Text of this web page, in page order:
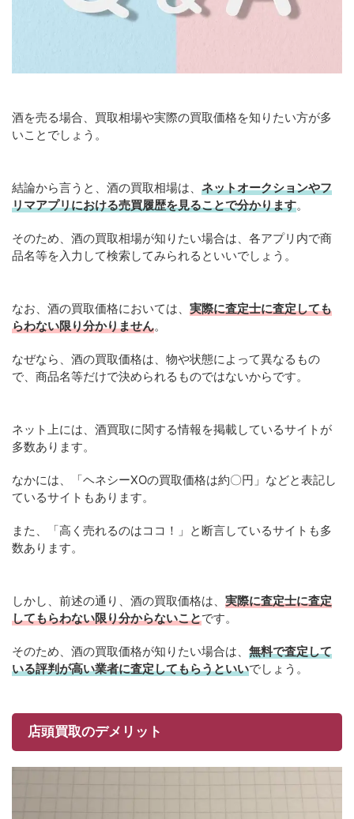
酒を売る場合、買取相場や実際の買取価格を知りたい方が多
いことでしょう。
結論から言うと、酒の買取相場は、 ネットオークションやフ
リマアプリにおける売買履歴を見ることで分かります。
そのため、酒の買取相場が知りたい場合は、各アプリ内で商
品名等を入力して検索してみられるといいでしょう。
なお、酒の買取価格においては、 実際に査定士に査定しても
らわない限り分かりません。
なぜなら、酒の買取価格は、物や状態によって異なるもの
で、商品名等だけで決められるものではないからです。
ネット上には、酒買取に関する情報を掲載しているサイトが
多数あります。
なかには、「ヘネシーXOの買取価格は約〇円」などと表記し
ているサイトもあります。
また、「高く売れるのはココ！」と断言しているサイトも多
数あります。
しかし、前述の通り、酒の買取価格は、 実際に査定士に査定
してもらわない限り分からないことです。
そのため、酒の買取価格が知りたい場合は、 無料で査定して
いる評判が高い業者に査定してもらうといいでしょう。
店頭買取のデメリット